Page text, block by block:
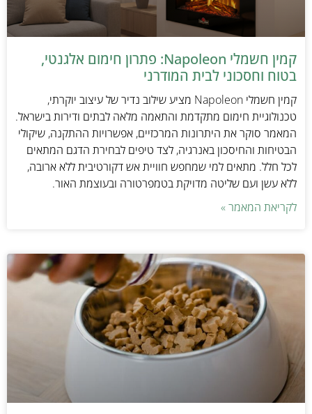
קמין חשמלי Napoleon: פתרון חימום אלגנטי,
בטוח וחסכוני לבית המודרני
קמין חשמלי Napoleon מציע שילוב נדיר של עיצוב יוקרתי,
טכנולוגיית חימום מתקדמת והתאמה מלאה לבתים ודירות בישראל.
המאמר סוקר את היתרונות המרכזיים, אפשרויות ההתקנה, שיקולי
הבטיחות והחיסכון באנרגיה, לצד טיפים לבחירת הדגם המתאים
לכל חלל. מתאים למי שמחפש חוויית אש דקורטיבית ללא ארובה,
ללא עשן ועם שליטה מדויקת בטמפרטורה ובעוצמת האור.
לקריאת המאמר »